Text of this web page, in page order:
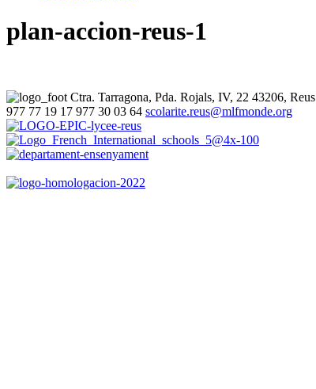
plan-accion-reus-1
Ctra. Tarragona, Pda. Rojals, IV, 22 43206, Reus
977 77 19 17 977 30 03 64 scolarite.reus@mlfmonde.org